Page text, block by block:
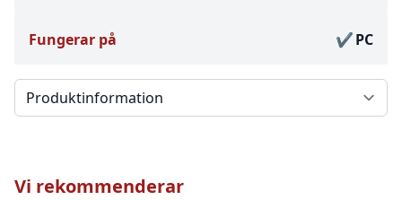
Fungerar på PC
Välj en flik
Vi rekommenderar